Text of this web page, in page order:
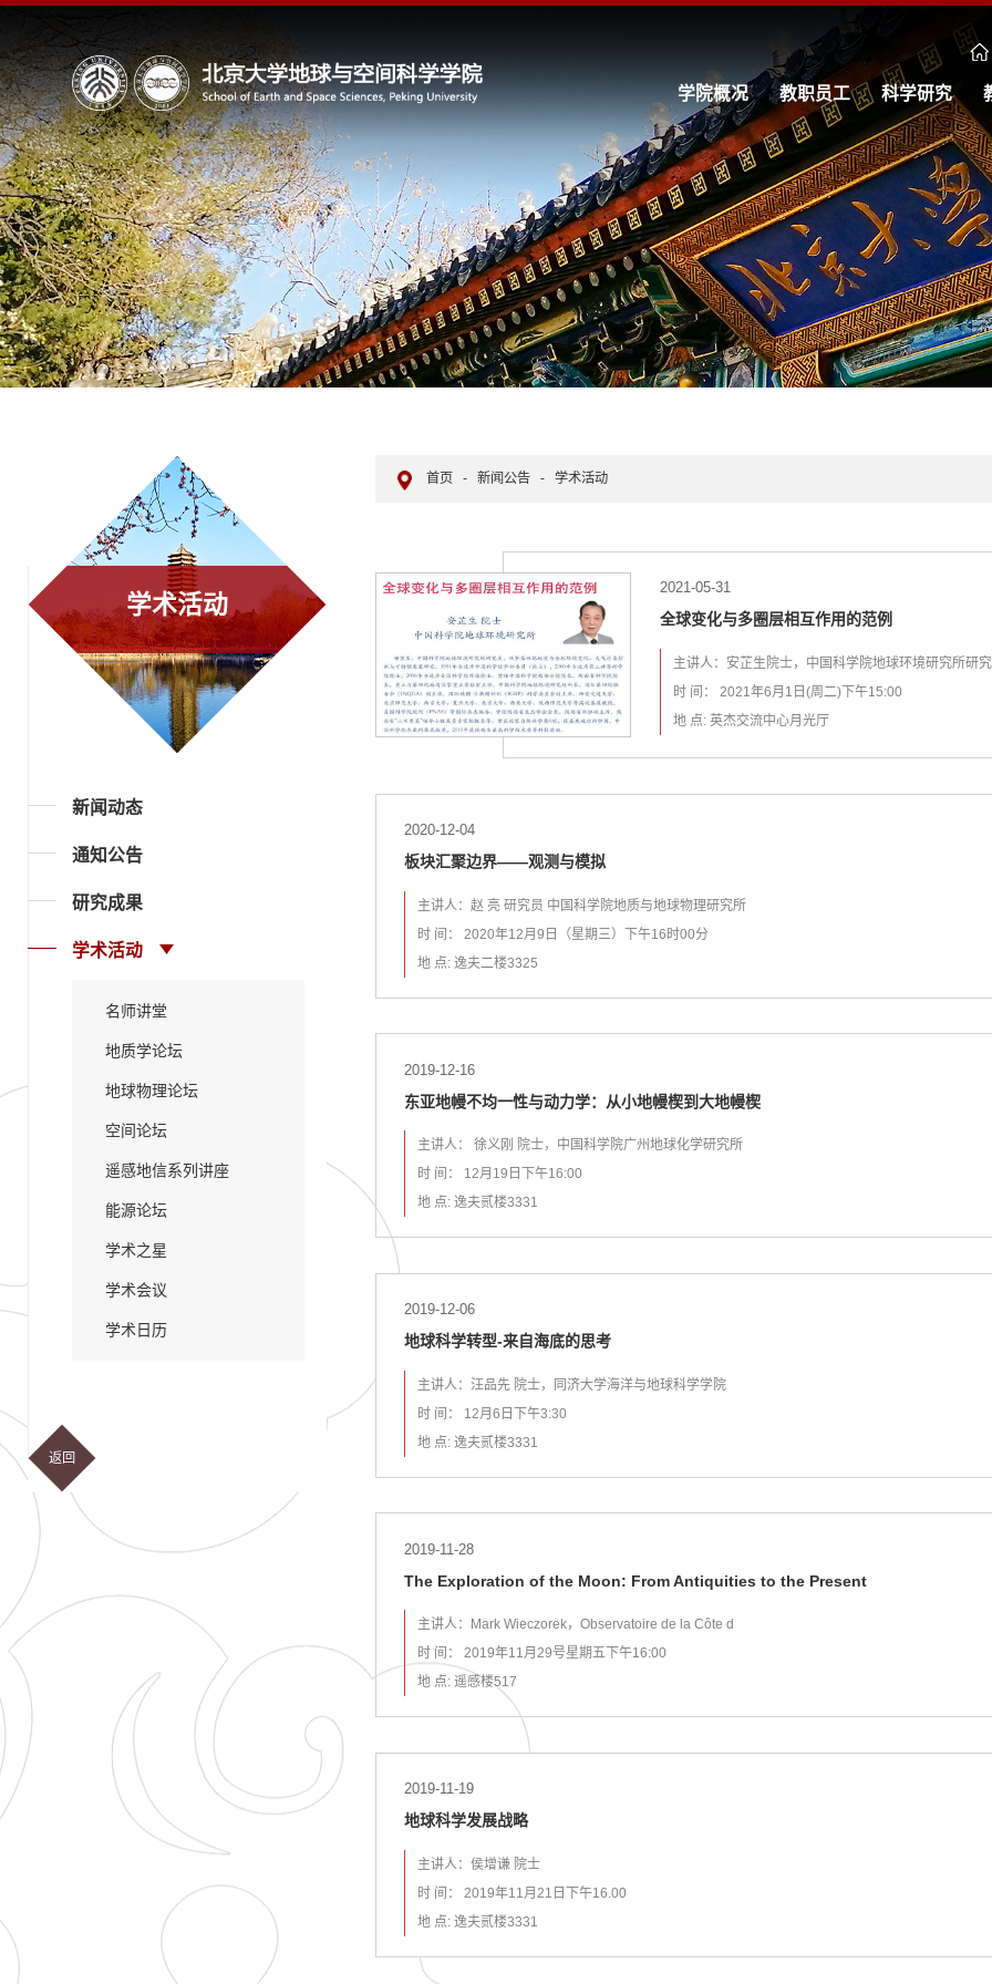
学院概况 教职员工 科学研究
学术活动
新闻动态
通知公告
研究成果
学术活动
名师讲堂
地质学论坛
地球物理论坛
空间论坛
遥感地信系列讲座
能源论坛
学术之星
学术会议
学术日历
返回
首页 - 新闻公告 - 学术活动
2021-05-31
全球变化与多圈层相互作用的范例
主讲人：安芷生院士，中国科学院地球环境研究所研
时 间： 2021年6月1日(周二)下午15:00
地 点: 英杰交流中心月光厅
2020-12-04
板块汇聚边界——观测与模拟
主讲人：赵 亮 研究员 中国科学院地质与地球物理研究所
时 间： 2020年12月9日（星期三）下午16时00分
地 点: 逸夫二楼3325
2019-12-16
东亚地幔不均一性与动力学：从小地幔楔到大地幔楔
主讲人： 徐义刚 院士，中国科学院广州地球化学研究所
时 间： 12月19日下午16:00
地 点: 逸夫贰楼3331
2019-12-06
地球科学转型-来自海底的思考
主讲人：汪品先 院士，同济大学海洋与地球科学学院
时 间： 12月6日下午3:30
地 点: 逸夫贰楼3331
2019-11-28
The Exploration of the Moon: From Antiquities to the Present
主讲人：Mark Wieczorek，Observatoire de la Côte d
时 间： 2019年11月29号星期五下午16:00
地 点: 遥感楼517
2019-11-19
地球科学发展战略
主讲人：侯增谦 院士
时 间： 2019年11月21日下午16.00
地 点: 逸夫贰楼3331